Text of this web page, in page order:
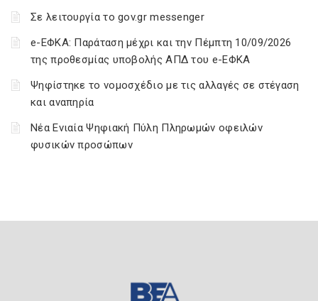
Σε λειτουργία το gov.gr messenger
e-ΕΦΚΑ: Παράταση μέχρι και την Πέμπτη 10/09/2026
της προθεσμίας υποβολής ΑΠΔ του e-ΕΦΚΑ
Ψηφίστηκε το νομοσχέδιο με τις αλλαγές σε στέγαση
και αναπηρία
Νέα Ενιαία Ψηφιακή Πύλη Πληρωμών οφειλών
φυσικών προσώπων